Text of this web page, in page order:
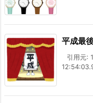
平成最
引用元: